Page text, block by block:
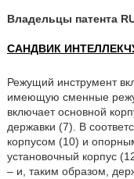
Владельцы патента
САНДВИК
Режущий инструмент
имеющую сменные
включает основной
державки (7). В
корпусом (10) и
установочный корпус
– и, таким образом,